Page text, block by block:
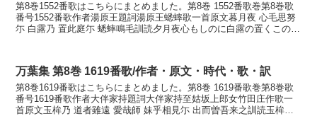
第8巻1552番歌はこちらにまとめました。第8巻 1552番歌巻第8巻歌
番号1552番歌作者湯原王題詞湯原王蟋蟀歌一首原文暮月夜 心毛思努
尓 白露乃 置此庭尓 蟋蟀鳴毛訓読夕月夜心もしのに白露の置くこの庭
万葉集 第8巻 1619番歌/作者・原文・時代・歌・訳
第8巻1619番歌はこちらにまとめました。第8巻 1619番歌巻第8巻歌
番号1619番歌作者大伴家持題詞大伴家持至姑坂上郎女竹田庄作歌一
首原文玉桙乃 道者雖遠 愛哉師 妹乎相見尓 出而曽吾来之訓読玉桙の